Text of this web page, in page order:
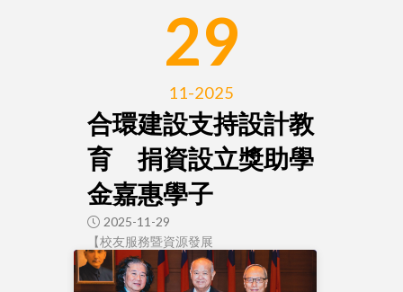
29
11-2025
合環建設支持設計教
育 捐資設立獎助學
金嘉惠學子
2025-11-29
【校友服務暨資源發展